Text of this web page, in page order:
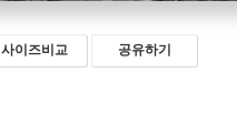
사이즈비교 공유하기